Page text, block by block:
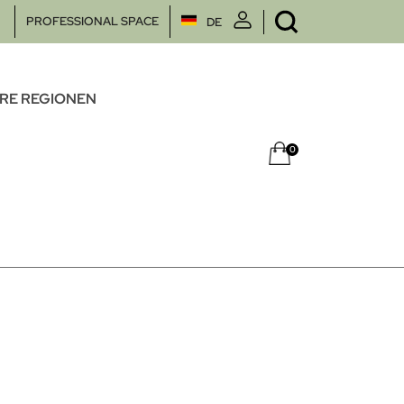
PROFESSIONAL SPACE DE
REGIONEN
0